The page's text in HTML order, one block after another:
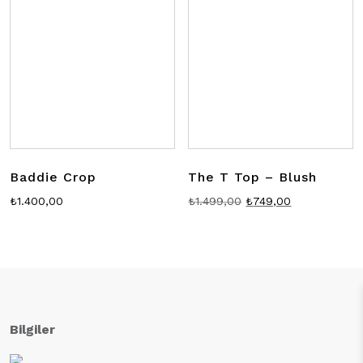
Baddie Crop
₺1.400,00
The T Top – Blush
₺1.499,00 Orijinal
₺749,00
Bilgiler